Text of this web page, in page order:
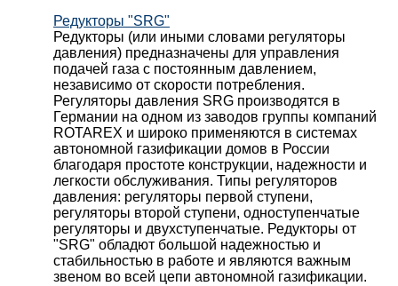
Редукторы "SRG"
Редукторы (или иными словами регуляторы
давления) предназначены для управления
подачей газа с постоянным давлением,
независимо от скорости потребления.
Регуляторы давления SRG производятся в
Германии на одном из заводов группы компаний
ROTAREX и широко применяются в системах
автономной газификации домов в России
благодаря простоте конструкции, надежности и
легкости обслуживания. Типы регуляторов
давления: регуляторы первой ступени,
регуляторы второй ступени, одноступенчатые
регуляторы и двухступенчатые. Редукторы от
"SRG" обладют большой надежностью и
стабильностью в работе и являются важным
звеном во всей цепи автономной газификации.